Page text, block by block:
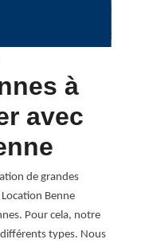
à
avec
de grandes
Benne
Pour cela, notre
types. Nous